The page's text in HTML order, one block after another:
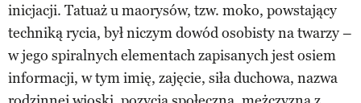
inicjacji. Tatuaż u maorysów, tzw. moko, powstający
techniką rycia, był niczym dowód osobisty na twarzy –
w jego spiralnych elementach zapisanych jest osiem
informacji, w tym imię, zajęcie, siła duchowa, nazwa